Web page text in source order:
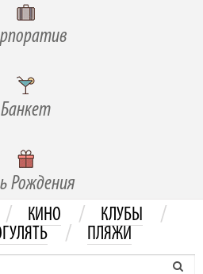
Банкет
Рождения
/ КИНО / КЛУБЫ /
/ ПЛЯЖИ